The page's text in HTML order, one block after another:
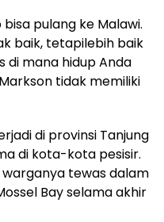
pulang ke Malawi.
baik, tetapilebih baik
di mana hidup Anda
tidak memiliki
di provinsi Tanjung
di kota-kota pesisir.
tewas dalam
Bay selama akhir